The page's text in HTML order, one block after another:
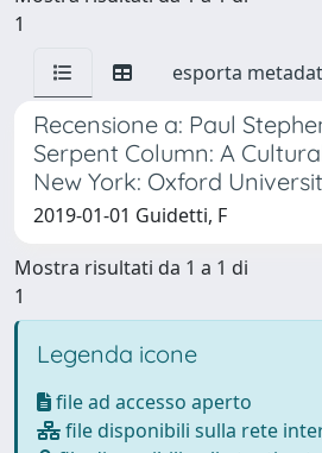
1
esporta
Recensione a: Paul
Serpent Column: A
New York: Oxford
2019-01-01 Guidetti, F
Mostra risultati da 1 a 1 di
1
Legenda icone
file ad accesso aperto
file disponibili sulla rete